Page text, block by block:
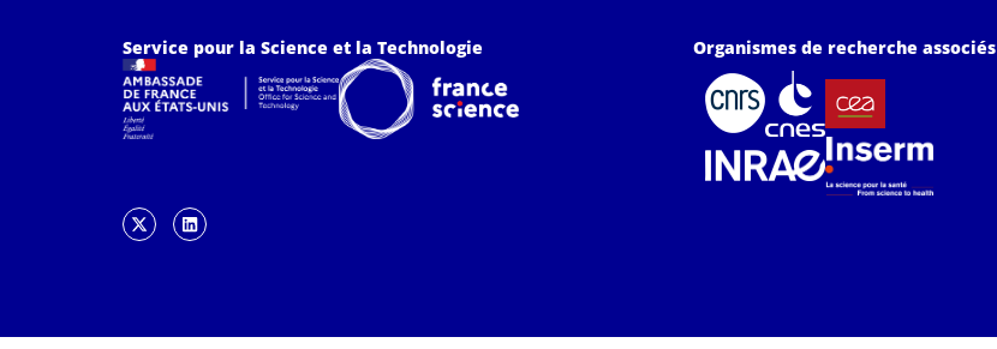
Service pour la Science et la Technologie Organismes de recherche associés